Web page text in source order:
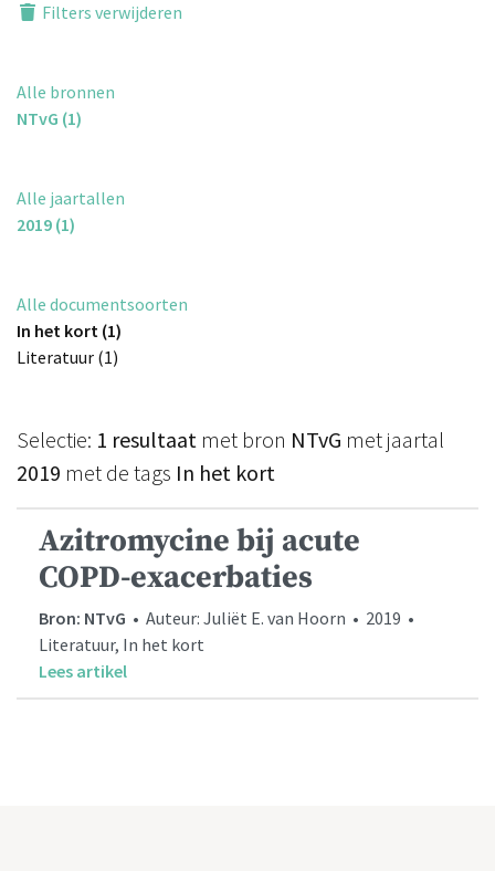
Filters verwijderen
Alle bronnen
NTvG (1)
Alle jaartallen
2019 (1)
Alle documentsoorten
In het kort (1)
Literatuur (1)
Selectie: 1 resultaat met bron NTvG met jaartal
2019 met de tags In het kort
Azitromycine bij acute
COPD-exacerbaties
Bron: NTvG • Auteur: Juliët E. van Hoorn • 2019 •
Literatuur, In het kort
Lees artikel